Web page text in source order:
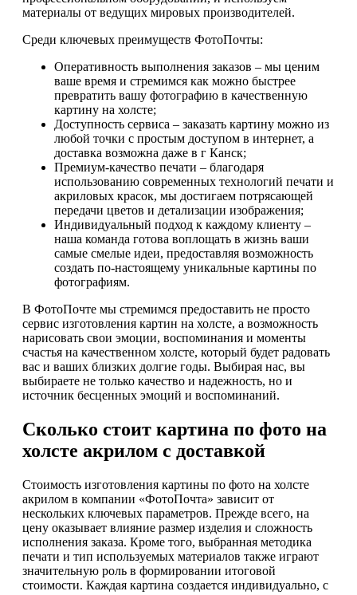
материалы от ведущих мировых производителей.
Среди ключевых преимуществ ФотоПочты:
Оперативность выполнения заказов – мы ценим
ваше время и стремимся как можно быстрее
превратить вашу фотографию в качественную
картину на холсте;
Доступность сервиса – заказать картину можно из
любой точки с простым доступом в интернет, а
доставка возможна даже в г Канск;
Премиум-качество печати – благодаря
использованию современных технологий печати и
акриловых красок, мы достигаем потрясающей
передачи цветов и детализации изображения;
Индивидуальный подход к каждому клиенту –
наша команда готова воплощать в жизнь ваши
самые смелые идеи, предоставляя возможность
создать по-настоящему уникальные картины по
фотографиям.
В ФотоПочте мы стремимся предоставить не просто
сервис изготовления картин на холсте, а возможность
нарисовать свои эмоции, воспоминания и моменты
счастья на качественном холсте, который будет радовать
вас и ваших близких долгие годы. Выбирая нас, вы
выбираете не только качество и надежность, но и
источник бесценных эмоций и воспоминаний.
Сколько стоит картина по фото на
холсте акрилом с доставкой
Стоимость изготовления картины по фото на холсте
акрилом в компании «ФотоПочта» зависит от
нескольких ключевых параметров. Прежде всего, на
цену оказывает влияние размер изделия и сложность
исполнения заказа. Кроме того, выбранная методика
печати и тип используемых материалов также играют
значительную роль в формировании итоговой
стоимости. Каждая картина создается индивидуально, с